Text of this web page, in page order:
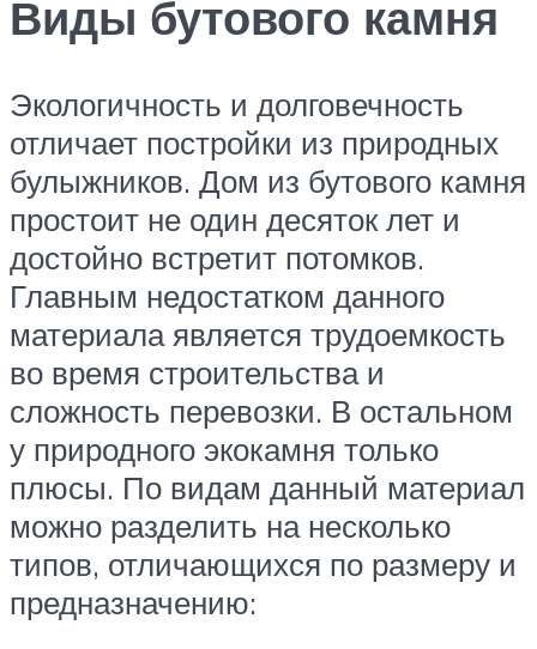
Виды бутового камня
Экологичность и долговечность
отличает постройки из природных
булыжников. Дом из бутового камня
простоит не один десяток лет и
достойно встретит потомков.
Главным недостатком данного
материала является трудоемкость
во время строительства и
сложность перевозки. В остальном
у природного экокамня только
плюсы. По видам данный материал
можно разделить на несколько
типов, отличающихся по размеру и
предназначению: